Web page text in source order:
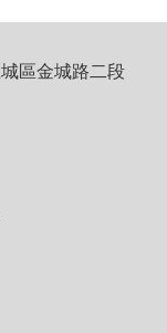
區金城路二段